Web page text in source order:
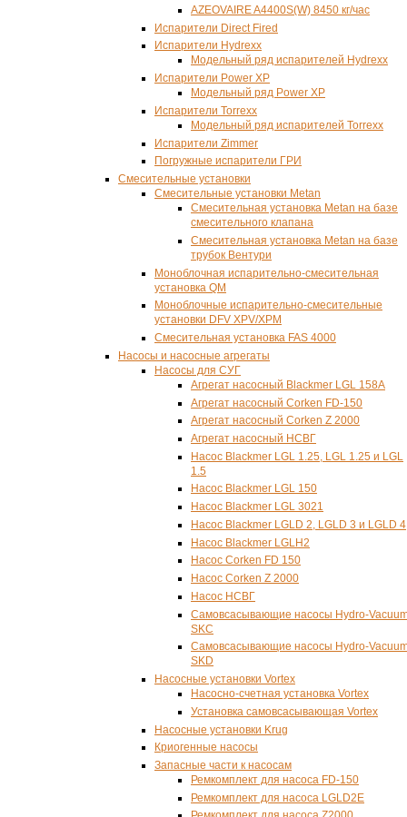
AZEOVAIRE A4400S(W) 8450 кг/час
Испарители Direct Fired
Испарители Hydrexx
Модельный ряд испарителей Hydrexx
Испарители Power XP
Модельный ряд Power XP
Испарители Torrexx
Модельный ряд испарителей Torrexx
Испарители Zimmer
Погружные испарители ГРИ
Смесительные установки
Смесительные установки Metan
Смесительная установка Metan на базе
смесительного клапана
Смесительная установка Metan на базе
трубок Вентури
Моноблочная испарительно-смесительная
установка QM
Моноблочные испарительно-смесительные
установки DFV XPV/XPM
Смесительная установка FAS 4000
Насосы и насосные агрегаты
Насосы для СУГ
Агрегат насосный Blaсkmer LGL 158A
Агрегат насосный Corken FD-150
Агрегат насосный Corken Z 2000
Агрегат насосный НСВГ
Насос Blackmer LGL 1.25, LGL 1.25 и LGL
1.5
Насос Blackmer LGL 150
Насос Blackmer LGL 3021
Насос Blackmer LGLD 2, LGLD 3 и LGLD 4
Насос Blackmer LGLH2
Насос Corken FD 150
Насос Corken Z 2000
Насос НСВГ
Самовсасывающие насосы Hydro-
SKC
Самовсасывающие насосы Hydro-
SKD
Насосные установки Vortex
Насосно-счетная установка Vortex
Установка самовсасывающая Vortex
Насосные установки Krug
Криогенные насосы
Запасные части к насосам
Ремкомплект для насоса FD-150
Ремкомплект для насоса LGLD2E